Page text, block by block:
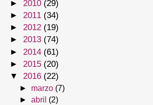
► 2010 (29)
► 2011 (34)
► 2012 (19)
► 2013 (74)
► 2014 (61)
► 2015 (20)
▼ 2016 (22)
► marzo (7)
►abril (2)